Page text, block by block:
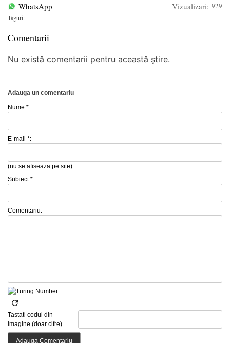
WhatsApp
Vizualizari: 929
Taguri:
Comentarii
Nu există comentarii pentru această știre.
Adauga un comentariu
Nume *:
E-mail *:
(nu se afiseaza pe site)
Subiect *:
Comentariu:
Tastati codul din
imagine (doar cifre)